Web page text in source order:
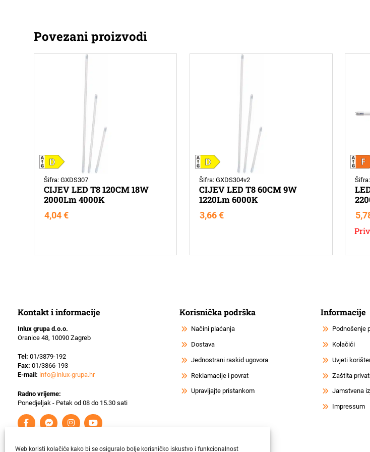
Web koristi kolačiće kako bi se osiguralo bolje korisničko iskustvo i funkcionalnost
Povezani proizvodi
Šifra: GXDS307
CIJEV LED T8 120CM 18W
2000Lm 4000K
4,04 €
Šifra: GXDS304v2
CIJEV LED T8 60CM 9W
1220Lm 6000K
3,66€
Kontakt i informacije
Inlux grupa d.o.o.
Oranice 48, 10090 Zagreb
Tel: 01/3879-192
Fax: 01/3866-193
E-mail: info@inlux-grupa.hr
Radno vrijeme:
Ponedjeljak - Petak od 08 do 15.30 sati
Korisnička podrška
Načini plaćanja
Dostava
Jednostrani raskid ugovora
Reklamacije i povrat
Upravljajte pristankom
Informacije
Podnošenje
Kolačići
Uvjeti
Zaštita
Jamstvena
Impressum